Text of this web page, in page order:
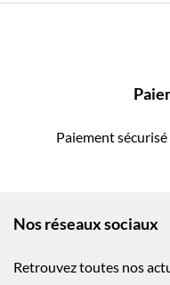
Paiement
Nos réseaux sociaux
Retrouvez toutes nos